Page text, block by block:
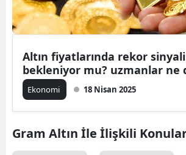
Altın fiyatlarında rekor
bekleniyor mu? uzmanlar ne
Ekonomi 18 Nisan 2025
Gram Altın İle İlişkili